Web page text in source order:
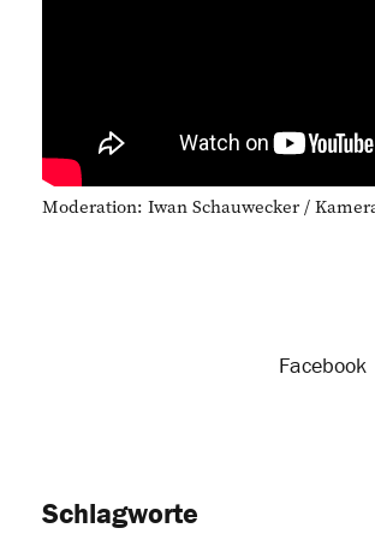
Moderation: Iwan Schauwecker /
Facebook
Schlagworte